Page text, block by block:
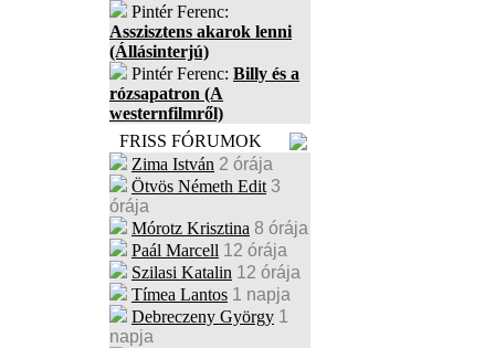
Pintér Ferenc:
Asszisztens akarok lenni
(Állásinterjú)
Pintér Ferenc: Billy és a
rózsapatron (A
westernfilmről)
FRISS FÓRUMOK
Zima István 2 órája
Ötvös Németh Edit 3
órája
Mórotz Krisztina 8 órája
Paál Marcell 12 órája
Szilasi Katalin 12 órája
Tímea Lantos 1 napja
Debreczeny György 1
napja